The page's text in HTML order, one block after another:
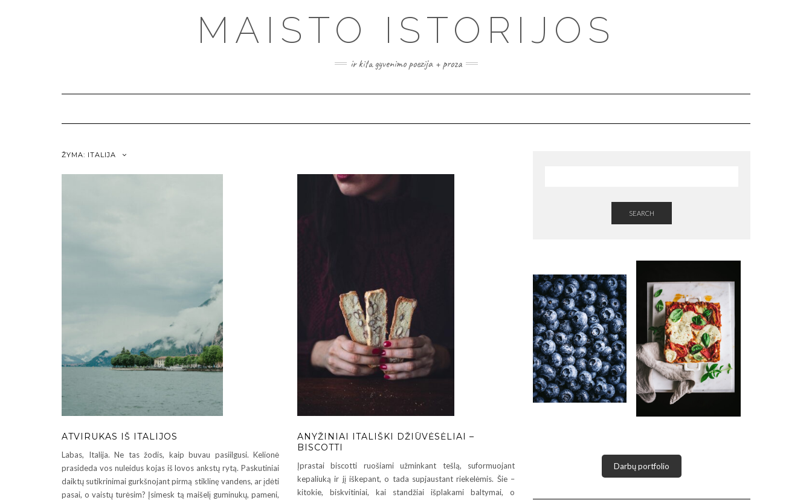
MAISTO ISTORIJOS
ir kita gyvenimo poezija + proza
ŽYMA: ITALIJA
ATVIRUKAS IŠ ITALIJOS
Labas, Italija. Ne tas žodis, kaip buvau pasiilgusi. Kelionė
prasideda vos nuleidus kojas iš lovos ankstų rytą. Paskutiniai
daiktų sutikrinimai gurkšnojant pirmą stiklinę vandens, ar įdėti
pasai, o vaistų turėsim? Įsimesk tą maišelį guminukų, pameni,
ANYŽINIAI ITALIŠKI DŽIŪVĖSĖLIAI –
BISCOTTI
Įprastai biscotti ruošiami užminkant tešlą, suformuojant
kepaliuką ir jį iškepant, o tada supjaustant riekelėmis. Šie –
kitokie, biskvitiniai, kai standžiai išplakami baltymai, o
SEARCH
Darbų portfolio